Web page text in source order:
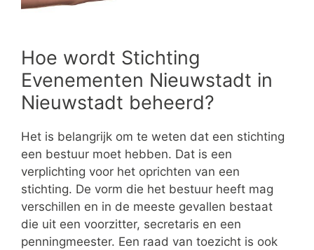
Hoe wordt Stichting
Evenementen Nieuwstadt in
Nieuwstadt beheerd?
Het is belangrijk om te weten dat een stichting
een bestuur moet hebben. Dat is een
verplichting voor het oprichten van een
stichting. De vorm die het bestuur heeft mag
verschillen en in de meeste gevallen bestaat
die uit een voorzitter, secretaris en een
penningmeester. Een raad van toezicht is ook